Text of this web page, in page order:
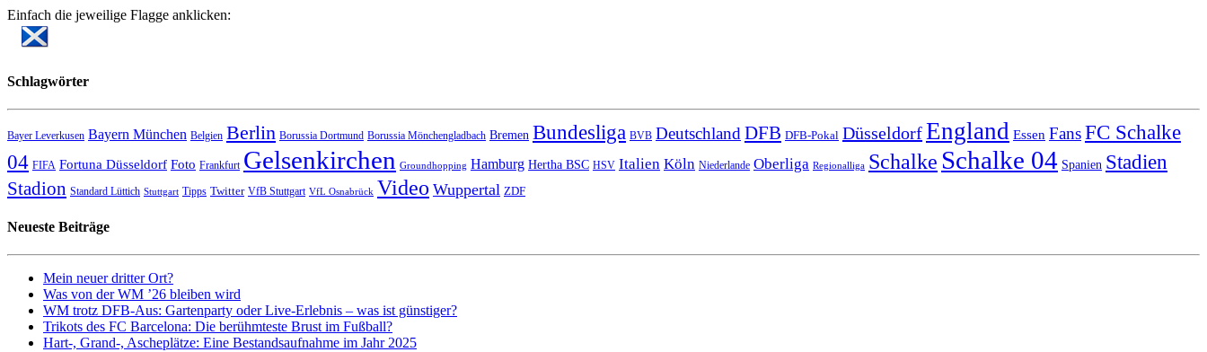
Einfach die jeweilige Flagge anklicken:
Schlagwörter
Bayer Leverkusen Bayern München Belgien Berlin Borussia Dortmund Borussia Mönchengladbach Bremen Bundesliga BVB Deutschland DFB DFB-Pokal DüsseldorfEngland Essen FansFC Schalke
04 FIFA Fortuna Düsseldorf Foto Frankfurt Gelsenkirchen Groundhopping Hamburg Hertha BSC HSV Italien Köln Niederlande Oberliga Regionalliga Schalke Schalke 04 Spanien Stadien
Stadion Standard Lüttich Stuttgart Tipps Twitter VfB Stuttgart VfL Osnabrück Video Wuppertal ZDF
Neueste Beiträge
Mein neuer dritter Ort?
Was von der WM ’26 bleiben wird
WM trotz DFB-Aus: Gartenparty oder Live-Erlebnis – was ist günstiger?
Trikots des FC Barcelona: Die berühmteste Brust im Fußball?
Hart-, Grand-, Ascheplätze: Eine Bestandsaufnahme im Jahr 2025